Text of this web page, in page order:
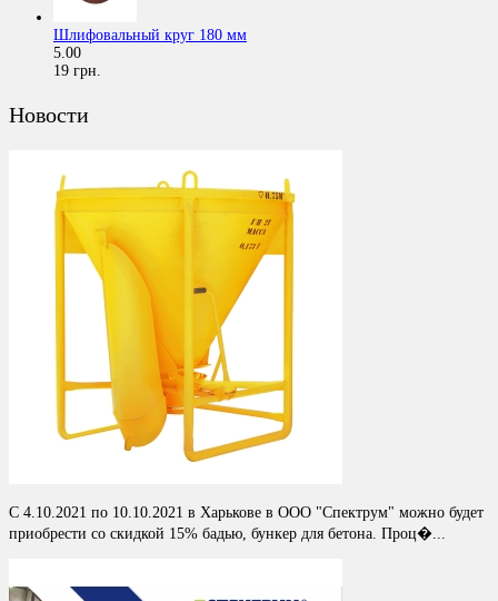
Шлифовальный круг 180 мм
5.00
19 грн.
Новости
С 4.10.2021 по 10.10.2021 в Харькове в ООО "Спектрум" можно будет
приобрести со скидкой 15% бадью, бункер для бетона. Проц�...